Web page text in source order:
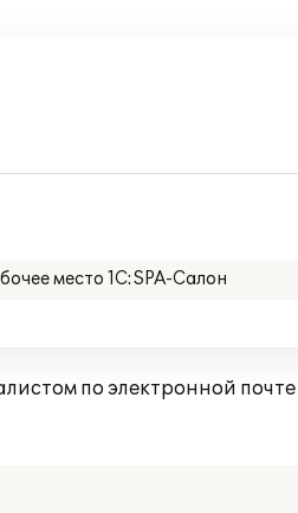
место 1С:SPA-Салон
по электронной почте